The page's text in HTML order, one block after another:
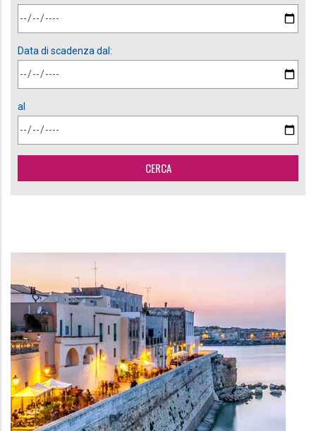
Data di scadenza dal:
al